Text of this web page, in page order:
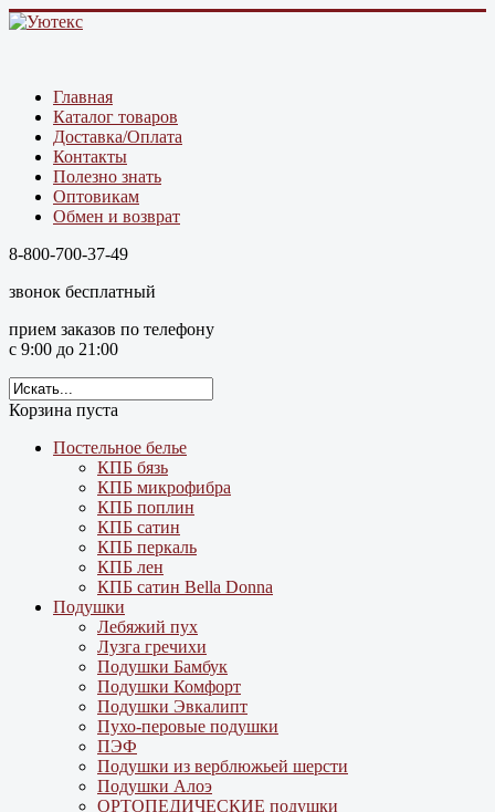
Главная
Каталог товаров
Доставка/Оплата
Контакты
Полезно знать
Оптовикам
Обмен и возврат
8-800-700-37-49
звонок бесплатный
прием заказов по телефону
с 9:00 до 21:00
Корзина пуста
Постельное белье
КПБ бязь
КПБ микрофибра
КПБ поплин
КПБ сатин
КПБ перкаль
КПБ лен
КПБ сатин Bella Donna
Подушки
Лебяжий пух
Лузга гречихи
Подушки Бамбук
Подушки Комфорт
Подушки Эвкалипт
Пухо-перовые подушки
ПЭФ
Подушки из верблюжьей шерсти
Подушки Алоэ
ОРТОПЕДИЧЕСКИЕ подушки